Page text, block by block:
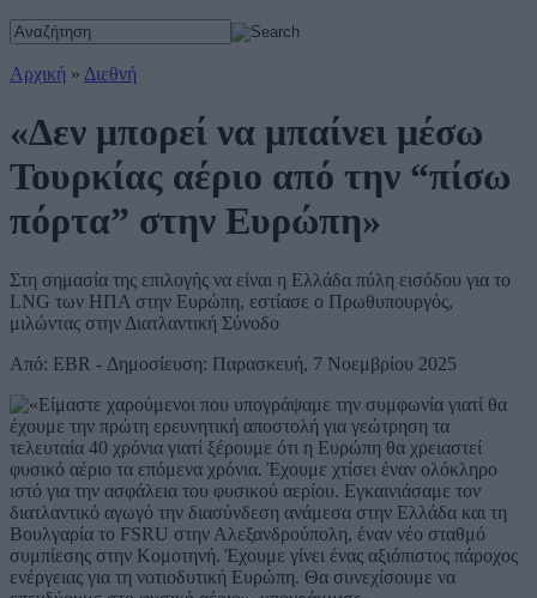
Αρχική » Διεθνή
«Δεν μπορεί να μπαίνει μέσω
Τουρκίας αέριο από την “πίσω
πόρτα” στην Ευρώπη»
Στη σημασία της επιλογής να είναι η Ελλάδα πύλη εισόδου για το
LNG των ΗΠΑ στην Ευρώπη, εστίασε ο Πρωθυπουργός,
μιλώντας στην Διατλαντική Σύνοδο
Από: EBR - Δημοσίευση: Παρασκευή, 7 Νοεμβρίου 2025